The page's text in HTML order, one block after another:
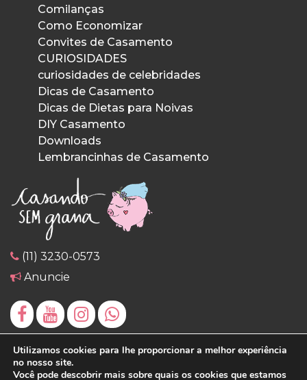
Comilanças
Como Economizar
Convites de Casamento
CURIOSIDADES
curiosidades de celebridades
Dicas de Casamento
Dicas de Dietas para Noivas
DIY Casamento
Downloads
Lembrancinhas de Casamento
(11) 3230-0573
Anuncie
Utilizamos cookies para lhe proporcionar a melhor experiência
no nosso site.
Você pode descobrir mais sobre quais os cookies que estamos